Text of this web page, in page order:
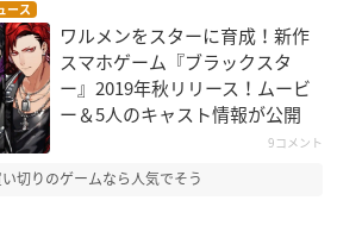
ース
ワルメンをスターに育成！新作
スマホゲーム『ブラックスタ
ー』2019年秋リリース！ムービ
ー＆5人のキャスト情報が公開
9コメント
切りのゲームなら人気でそう